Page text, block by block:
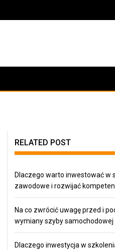
usunięcia prostaty i
RELATED POST
Dlaczego warto inwestować w
zawodowe i rozwijać
Na co zwrócić uwagę przed i
wymiany szyby samochodowej
Dlaczego inwestycja w